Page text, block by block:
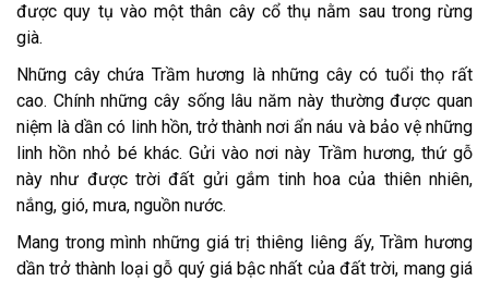
được quy tụ vào một thân cây cổ thụ nằm sau trong rừng
già.
Những cây chứa Trầm hương là những cây có tuổi thọ rất
cao. Chính những cây sống lâu năm này thường được quan
niệm là dần có linh hồn, trở thành nơi ẩn náu và bảo vệ những
linh hồn nhỏ bé khác. Gửi vào nơi này Trầm hương, thứ gỗ
này như được trời đất gửi gắm tinh hoa của thiên nhiên,
nắng, gió, mưa, nguồn nước.
Mang trong mình những giá trị thiêng liêng ấy, Trầm hương
dần trở thành loại gỗ quý giá bậc nhất của đất trời, mang giá